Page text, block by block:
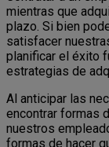
mientras que
plazo. Si bien
satisfacer
planificar el éxito
estrategias de
Al anticipar las
encontrar formas
nuestros
formas de hacer